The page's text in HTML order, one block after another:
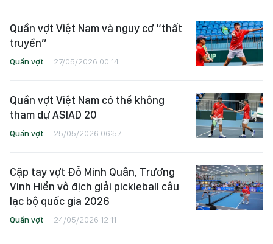
Quần vợt Việt Nam và nguy cơ “thất
truyền”
Quần vợt 27/05/2026 00:14
Quần vợt Việt Nam có thể không
tham dự ASIAD 20
Quần vợt 25/05/2026 06:57
Cặp tay vợt Đỗ Minh Quân, Trương
Vinh Hiển vô địch giải pickleball câu
lạc bộ quốc gia 2026
Quần vợt 24/05/2026 12:11